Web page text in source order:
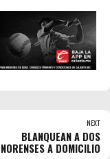
NEXT
BLANQUEAN A DOS
A DOMICILIO